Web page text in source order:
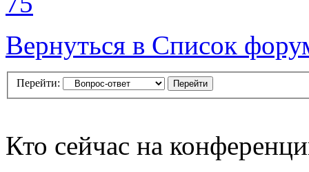
Вернуться в Список
Перейти:
Кто сейчас на